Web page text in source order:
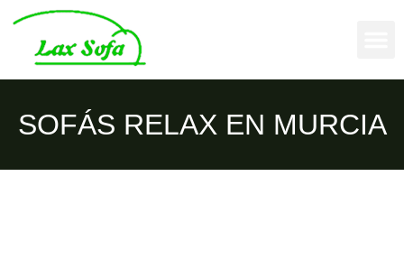
SOFÁS RELAX EN MURCIA